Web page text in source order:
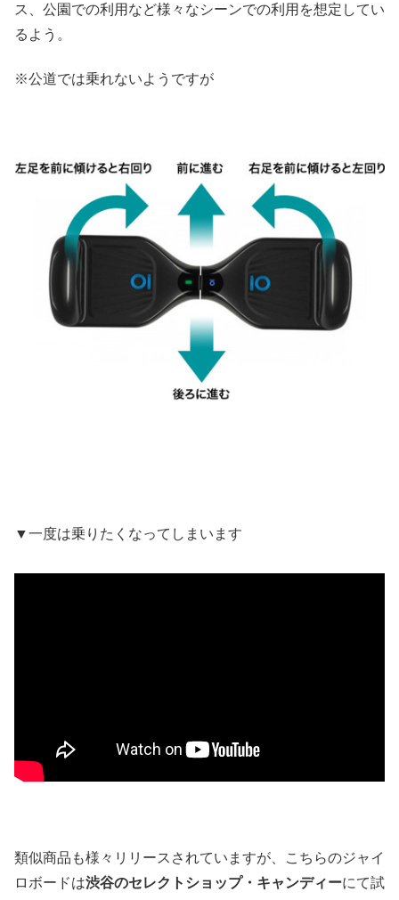
ス、公園での利用など様々なシーンでの利用を想定してい
るよう。
※公道では乗れないようですが
▼一度は乗りたくなってしまいます
類似商品も様々リリースされていますが、こちらのジャイ
ロボードは渋谷のセレクトショップ・キャンディーにて試